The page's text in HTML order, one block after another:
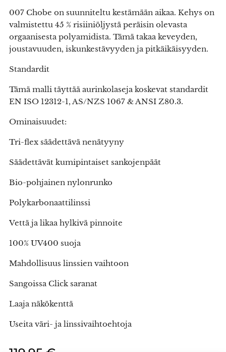
007 Chobe on suunniteltu kestämään aikaa. Kehys on
valmistettu 45 % risiiniöljystä peräisin olevasta
orgaanisesta polyamidista. Tämä takaa keveyden,
joustavuuden, iskunkestävyyden ja pitkäikäisyyden.
Standardit
Tämä malli täyttää aurinkolaseja koskevat standardit
EN ISO 12312-1, AS/NZS 1067 & ANSI Z80.3.
Ominaisuudet:
Tri-flex säädettävä nenätyyny
Säädettävät kumipintaiset sankojenpäät
Bio-pohjainen nylonrunko
Polykarbonaattilinssi
Vettä ja likaa hylkivä pinnoite
100% UV400 suoja
Mahdollisuus linssien vaihtoon
Sangoissa Click saranat
Laaja näkökenttä
Useita väri- ja linssivaihtoehtoja